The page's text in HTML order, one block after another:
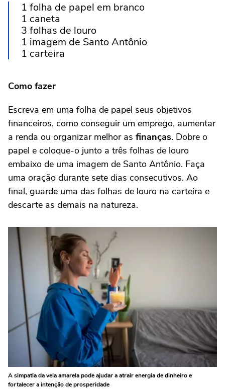
1 folha de papel em branco
1 caneta
3 folhas de louro
1 imagem de Santo Antônio
1 carteira
Como fazer
Escreva em uma folha de papel seus objetivos
financeiros, como conseguir um emprego, aumentar
a renda ou organizar melhor as finanças. Dobre o
papel e coloque-o junto a três folhas de louro
embaixo de uma imagem de Santo Antônio. Faça
uma oração durante sete dias consecutivos. Ao
final, guarde uma das folhas de louro na carteira e
descarte as demais na natureza.
A simpatia da vela amarela pode ajudar a atrair energia de dinheiro e
fortalecer a intenção de prosperidade